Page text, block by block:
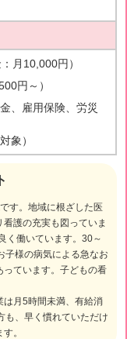
す。地域に根ざした医
護の充実も図っていま
く働いています。30～
子様の病気による急なお
ています。子どもの看
は月5時間未満、有給消
も、早く慣れていただけ
。
月10,000円）
円～）
、雇用保険、労災
象）